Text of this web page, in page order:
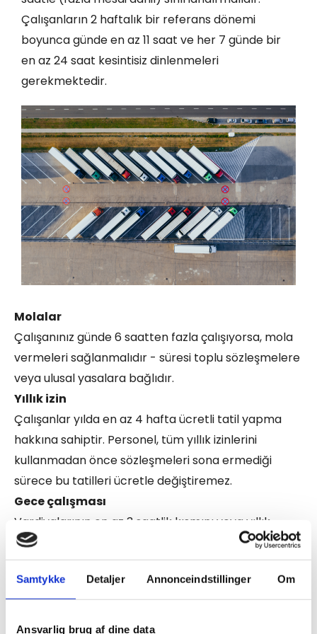
Samtykke Detaljer Annonceindstillinger Om
Ansvarlig brug af dine data
Çalışanların 2 haftalık bir referans dönemi
boyunca günde en az 11 saat ve her 7 günde bir
en az 24 saat kesintisiz dinlenmeleri
gerekmektedir.
Molalar
Çalışanınız günde 6 saatten fazla çalışıyorsa, mola
vermeleri sağlanmalıdır - süresi toplu sözleşmelere
veya ulusal yasalara bağlıdır.
Yıllık izin
Çalışanlar yılda en az 4 hafta ücretli tatil yapma
hakkına sahiptir. Personel, tüm yıllık izinlerini
kullanmadan önce sözleşmeleri sona ermediği
sürece bu tatilleri ücretle değiştiremez.
Gece çalışması
Vardiyalarının en az 3 saatlik kısmını veya yıllık
çalışma sürelerinin belirli bir oranını, ulusal yasalarla
tanımlanan 7 saatlik belirli bir dönem içinde (gece
yarısından sabah 5'e kadar olan saatleri içerir)
çalışarak geçirenler, gece çalışanı olarak
nitelendirilir.